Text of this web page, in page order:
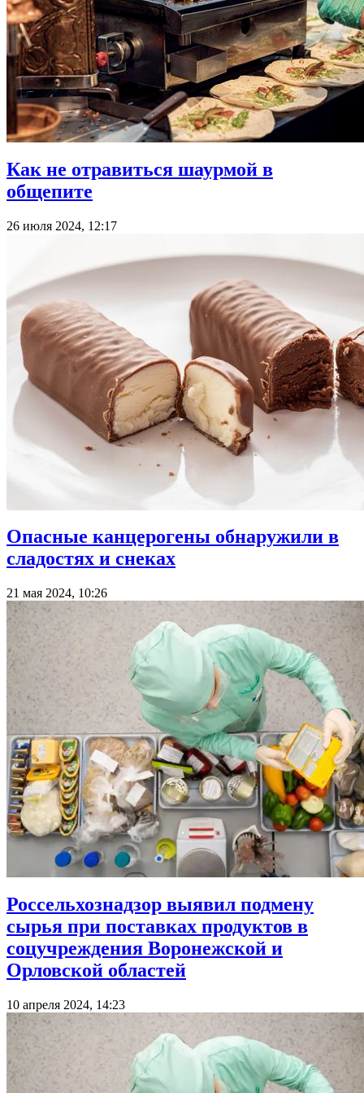
Как не отравиться шаурмой в
общепите
26 июля 2024, 12:17
Опасные канцерогены обнаружили в
сладостях и снеках
21 мая 2024, 10:26
Россельхознадзор выявил подмену
сырья при поставках продуктов в
соцучреждения Воронежской и
Орловской областей
10 апреля 2024, 14:23